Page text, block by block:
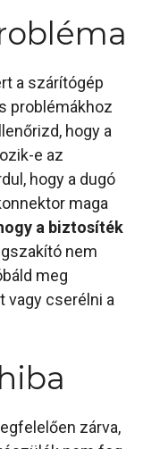
a szárítógép
problémákhoz
hogy a
e az
hogy a dugó
maga
a biztosíték
nem
meg
vagy cserélni a
zárva,